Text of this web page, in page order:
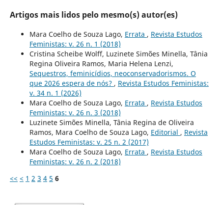
Artigos mais lidos pelo mesmo(s) autor(es)
Mara Coelho de Souza Lago, Errata , Revista Estudos
Feministas: v. 26 n. 1 (2018)
Cristina Scheibe Wolff, Luzinete Simões Minella, Tânia
Regina Oliveira Ramos, Maria Helena Lenzi,
Sequestros, feminicídios, neoconservadorismos. O
que 2026 espera de nós? , Revista Estudos Feministas:
v. 34 n. 1 (2026)
Mara Coelho de Souza Lago, Errata , Revista Estudos
Feministas: v. 26 n. 3 (2018)
Luzinete Simões Minella, Tânia Regina de Oliveira
Ramos, Mara Coelho de Souza Lago, Editorial , Revista
Estudos Feministas: v. 25 n. 2 (2017)
Mara Coelho de Souza Lago, Errata , Revista Estudos
Feministas: v. 26 n. 2 (2018)
<< < 1 2 3 4 5 6